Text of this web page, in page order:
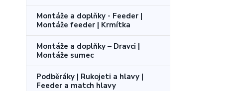
Montáže a doplňky - Feeder |
Montáže feeder | Krmítka
Montáže a doplňky – Dravci |
Montáže sumec
Podběráky | Rukojeti a hlavy |
Feeder a match hlavy